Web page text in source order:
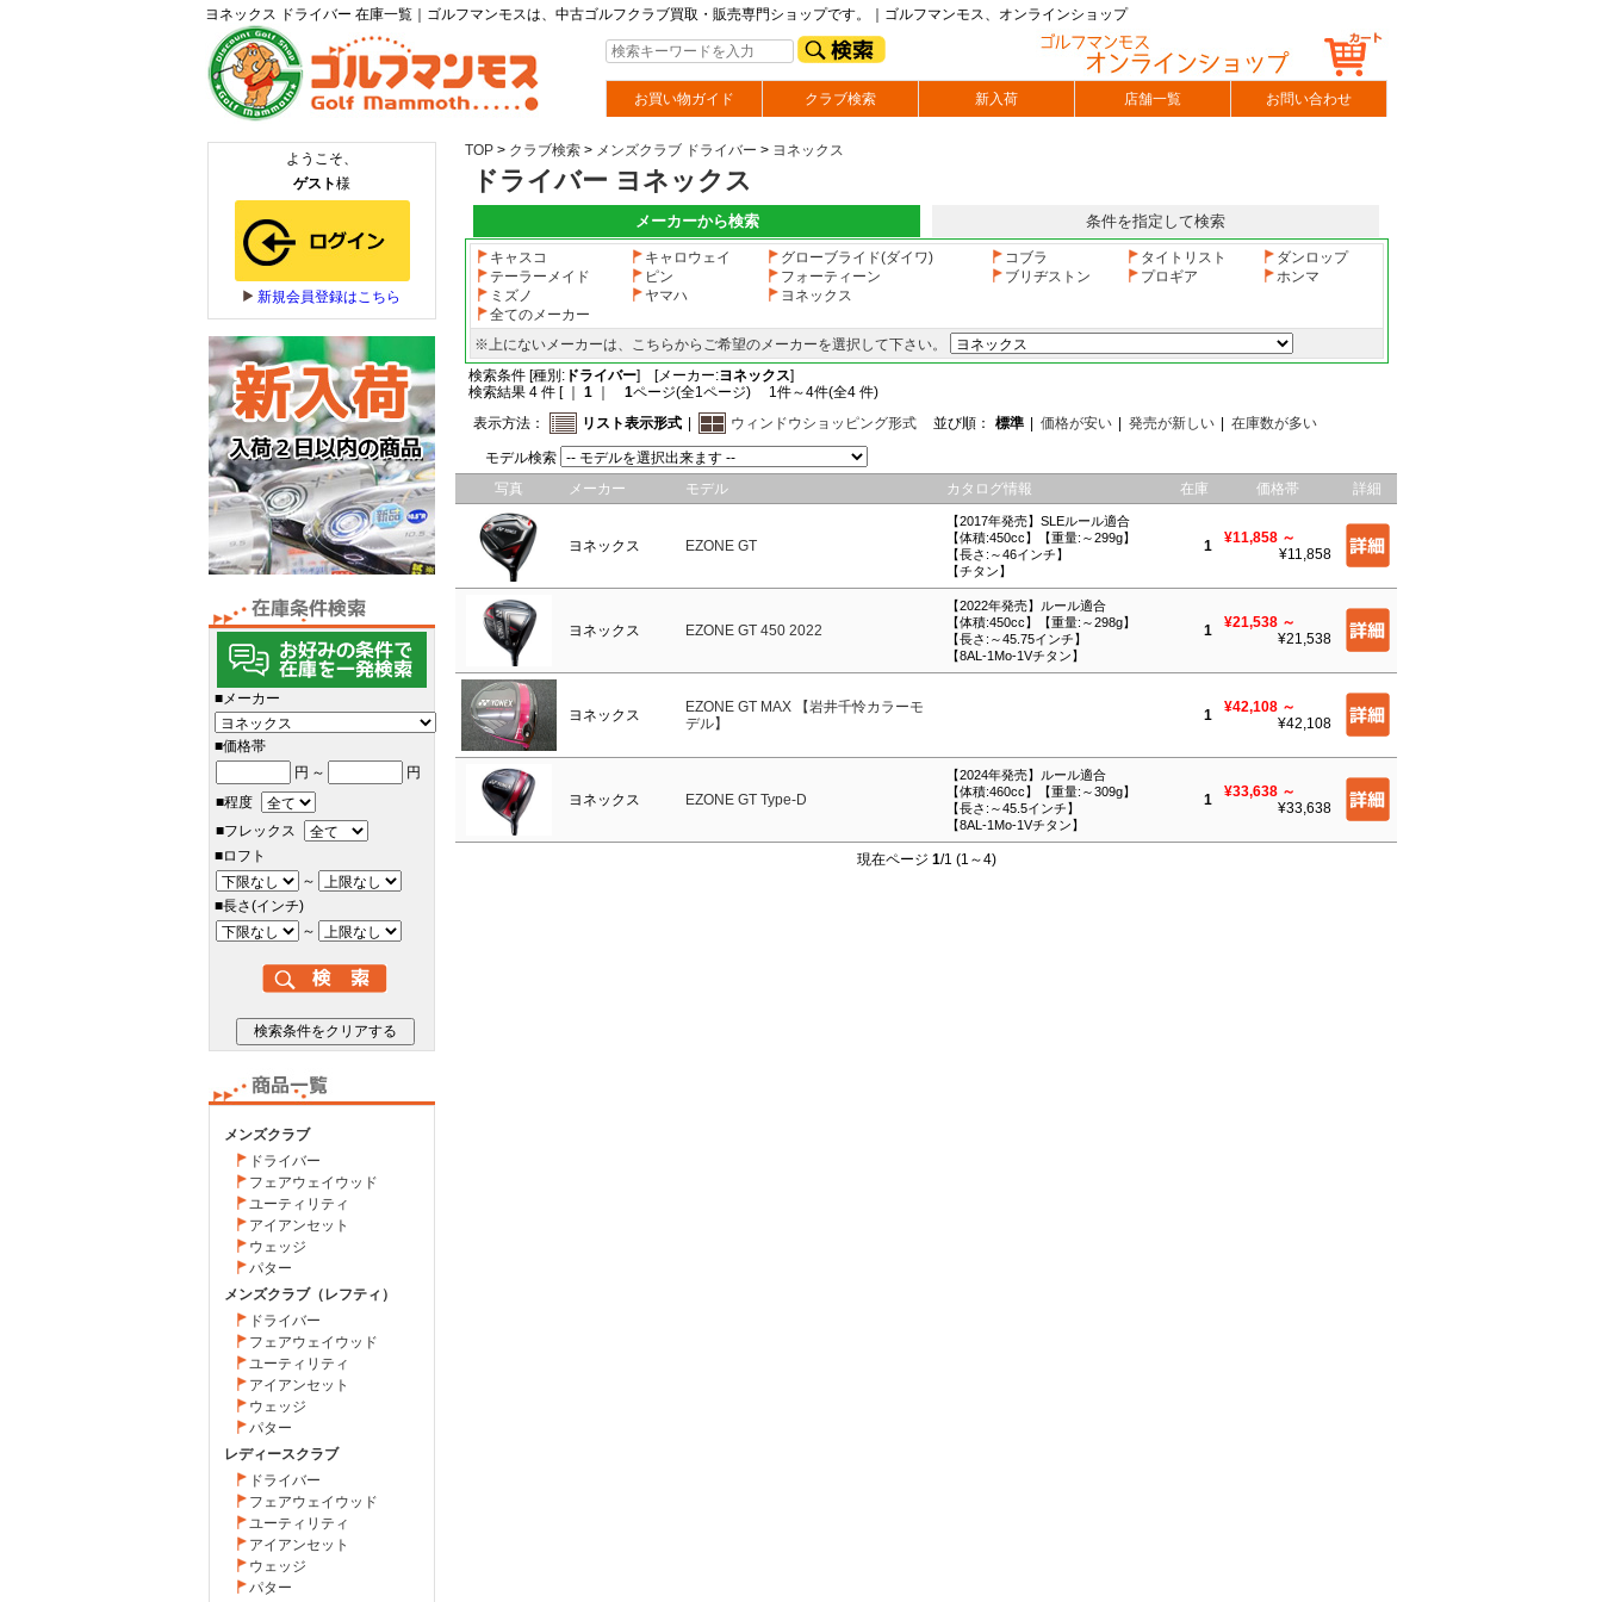
ヨネックス ドライバー 在庫一覧｜ゴルフマンモスは、中古ゴルフクラブ買取・販売専門ショップです。｜ゴルフマンモス、オンラインショップ
お買い物ガイド クラブ検索 新入荷 店舗一覧 お問い合わせ
■メーカー
■価格帯
円 ～
円
■程度
■フレックス
■ロフト
～
■長さ(インチ)
～
メンズクラブ
ドライバー
フェアウェイウッド
ユーティリティ
アイアンセット
ウェッジ
パター
メンズクラブ（レフティ）
ドライバー
フェアウェイウッド
ユーティリティ
アイアンセット
ウェッジ
パター
レディースクラブ
ドライバー
フェアウェイウッド
ユーティリティ
アイアンセット
ウェッジ
パター
TOP> クラブ検索> メンズクラブ ドライバー > ヨネックス
ドライバー ヨネックス
メーカーから検索 条件を指定して検索
キャスコ キャロウェイ グローブライド(ダイワ) コブラ タイトリスト
ダンロップ
テーラーメイド
ピン フォーティーン ブリヂストン プロギア
ホンマ
ミズノ
ヤマハ
ヨネックス
全てのメーカー
※上にないメーカーは、こちらからご希望のメーカーを選択して下さい。
検索条件 [種別:ドライバー] [メーカー:ヨネックス]
検索結果 4 件 [ ｜ 1｜ 1ページ(全1ページ) 1件～4件(全4 件)
表示方法：
リスト表示形式 ウィンドウショッピング形式 並び順： 標準 価格が安い 発売が新しい 在庫数が多い
モデル検索
写真
メーカー モデル カタログ情報 在庫 価格帯 詳細
ヨネックス EZONE GT
【2017年発売】SLEルール適合
【体積:450cc】【重量:～299g】
【長さ:～46インチ】
【チタン】
1 ¥11,858 ～
¥11,858
ヨネックス EZONE GT 450 2022
【2022年発売】ルール適合
【体積:450cc】【重量:～298g】
【長さ:～45.75インチ】
【8AL-1Mo-1Vチタン】
1 ¥21,538 ～
¥21,538
ヨネックス
EZONE GT MAX 【岩井千怜カラーモ
デル】
1 ¥42,108 ～
¥42,108
ヨネックス EZONE GT Type-D
【2024年発売】ルール適合
【体積:460cc】【重量:～309g】
【長さ:～45.5インチ】
【8AL-1Mo-1Vチタン】
1 ¥33,638 ～
¥33,638
現在ページ 1/1 (1～4)